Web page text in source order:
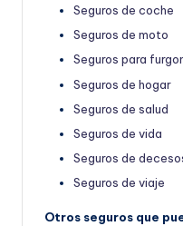
Seguros de coche
Seguros de moto
Seguros para
Seguros de hogar
Seguros de salud
Seguros de vida
Seguros de
Seguros de viaje
Otros seguros que